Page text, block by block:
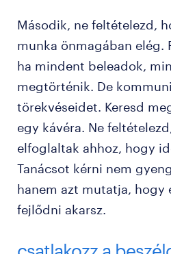
Második, ne feltételezd,
munka önmagában elég.
ha mindent beleadok,
megtörténik. De
törekvéseidet. Keresd
egy kávéra. Ne
elfoglaltak ahhoz, hogy
Tanácsot kérni nem
hanem azt mutatja, hogy
fejlődni akarsz.